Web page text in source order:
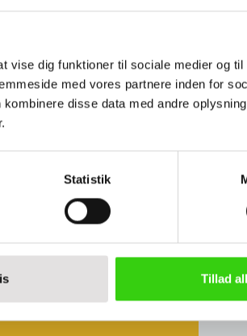
vise dig funktioner til sociale medier og til
med vores partnere inden for
disse data med andre
Statistik
Tillad
- 1100 mm